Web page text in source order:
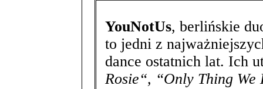
YouNotUs, berlińskie
to jedni z
dance ostatnich lat. Ich
Rosie“, “Only Thing